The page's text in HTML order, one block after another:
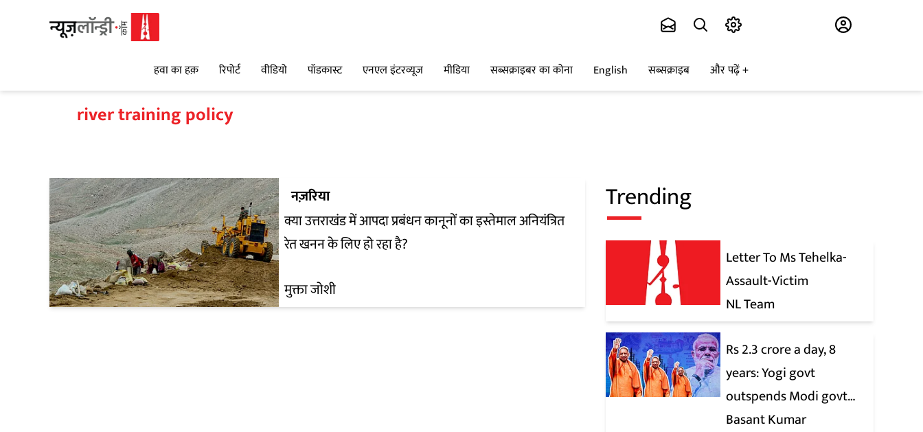
हवा का हक़ रिपोर्ट वीडियो पॉडकास्ट एनएल इंटरव्यूज मीडिया सब्सक्राइबर का कोना English सब्सक्राइब और पढ़ें
river training policy
नज़रिया
क्या उत्तराखंड में आपदा प्रबंधन कानूनों का इस्तेमाल अनियंत्रित
रेत खनन के लिए हो रहा है?
मुक्ता जोशी
Trending
Letter To Ms Tehelka-
Assault-Victim
NL Team
Rs 2.3 crore a day, 8
years: Yogi govt
outspends Modi govt
when it comes to ads
Basant Kumar